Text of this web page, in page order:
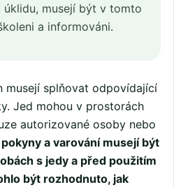
úklidu, musejí být v tomto
a informováni.
musejí splňovat odpovídající
Jed mohou v prostorách
autorizované osoby nebo
a varování musejí být
s jedy a před použitím
být rozhodnuto, jak